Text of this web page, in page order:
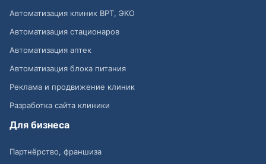
Автоматизация клиник ВРТ, ЭКО
Автоматизация стационаров
Автоматизация аптек
Автоматизация блока питания
Реклама и продвижение клиник
Разработка сайта клиники
Для бизнеса
Партнёрство, франшиза